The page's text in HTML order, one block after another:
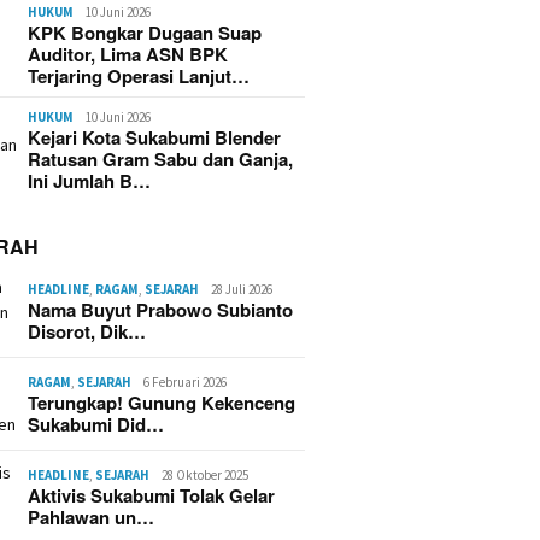
HUKUM 10 Juni 2026
KPK Bongkar Dugaan Suap
Auditor, Lima ASN BPK
Terjaring Operasi Lanjut…
HUKUM 10 Juni 2026
Kejari Kota Sukabumi Blender
Ratusan Gram Sabu dan Ganja,
Ini Jumlah B…
HEADLINE, RAGAM, SEJARAH 28 Juli 2026
Nama Buyut Prabowo Subianto
Disorot, Dik…
RAGAM, SEJARAH 6 Februari 2026
Terungkap! Gunung Kekenceng
Sukabumi Did…
HEADLINE, SEJARAH 28 Oktober 2025
Aktivis Sukabumi Tolak Gelar
Pahlawan un…